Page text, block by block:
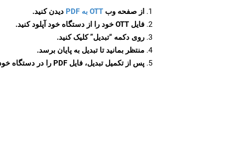
از صفحه وب OTT به PDF
دیدن کنید.
فایل OTT خود را از دستگاه خود آپلود کنید.
روی دکمه “تبدیل”کلیک کنید.
منتظر بمانید تا تبدیل به پایان برسد.
پس از تکمیل تبدیل، فایل PDF را در دستگاه خود دانلود کنید.